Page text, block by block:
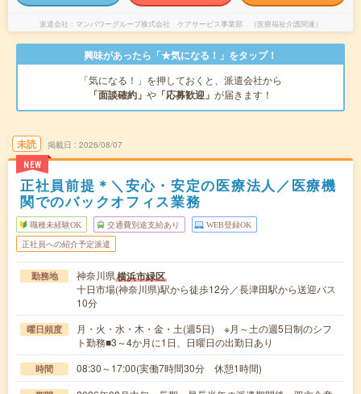
派遣会社 マンパワーグループ株式会社 ケアサービス事業部 （医療福祉介護関連）
興味があったら「★気になる！」をタップ！
「気になる！」を押しておくと、派遣会社から
「面談確約」 や 「応募歓迎」 が届きます！
未読
NEW
掲載日 2026/08/07
正社員前提＊＼安心・安定の医療法人／医療機
関でのバックオフィス業務
職種未経験OK 交通費別途支給あり WEB登録OK
正社員への紹介予定派遣
勤務地 神奈川県横浜市緑区
十日市場(神奈川県)駅から徒歩12分／長津田駅から送迎バス
10分
曜日頻度
月・火・水・木・金・土(週5日) ※月～土の週5日制のシフ
ト勤務■3～4か月に1日、日曜日の出勤日あり
時間 08:30～17:00(実働7時間30分 休憩1時間)